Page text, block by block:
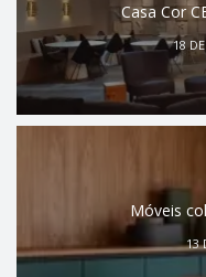
Casa Cor
18
Móveis
13